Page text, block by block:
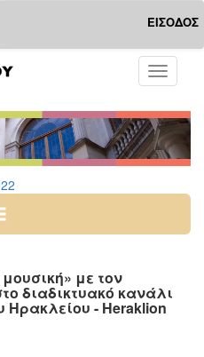
ΕΙΣΟΔΟΣ
Toggle
με τον
διαδικτυακό κανάλι
Ηρακλείου - Heraklion